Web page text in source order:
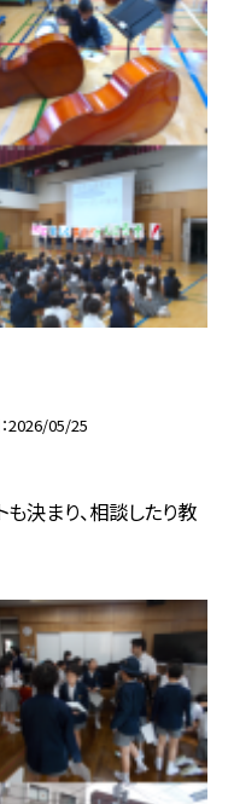
2026/05/25
決まり、相談したり教